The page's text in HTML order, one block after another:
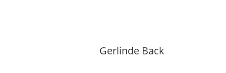
Gerlinde Back